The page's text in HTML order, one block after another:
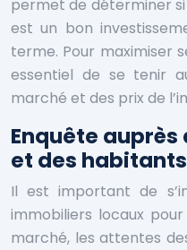
permet de déterminer
est un bon
terme. Pour maximiser
essentiel de se tenir
marché et des prix de
Enquête
et des
Il est important de
immobiliers locaux
marché, les attentes